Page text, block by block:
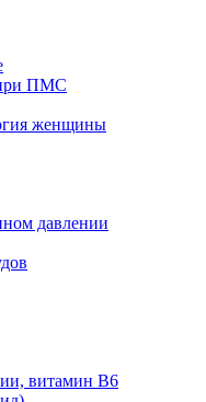
ПМС
женщины
давлении
витамин В6